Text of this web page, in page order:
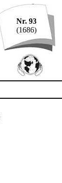
Nr. 93
(1686)